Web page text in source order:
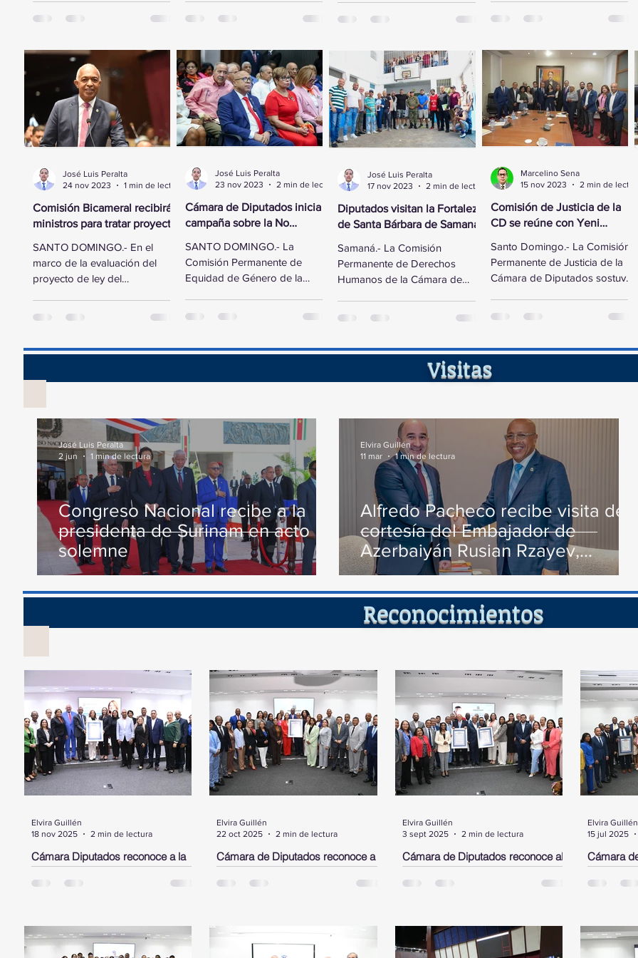
Comisión Bicameral recibirá
ministros para tratar proyecto
General del Estado
SANTO DOMINGO.- En el
marco de la evaluación del
proyecto de ley del
José Luis Peralta
24 nov 2023
Cámara de Diputados inicia
campaña sobre la No
SANTO DOMINGO.- La
Comisión Permanente de
Equidad de Género de la
José Luis Peralta
23 nov 2023
Diputados visitan la Fortaleza
de Santa Bárbara de Samaná
Samaná.- La Comisión
Permanente de Derechos
Humanos de la Cámara de
José Luis Peralta
17 nov 2023
Comisión de Justicia de la
CD se reúne con Yeni
Santo Domingo.- La Comisión
Permanente de Justicia de la
Cámara de Diputados sostuvo
Marcelino Sena
15 nov 2023
Congreso Nacional recibe a la
presidenta de Surinam en acto
solemne
José Luis Peralta
2 jun
1 min de lectura
Alfredo Pacheco recibe visita de
cortesía del Embajador de
Azerbaiyán Rusian Rzayev,
conversan varios temas de
interés
Elvira Guillén
11 mar
1 min de lectura
Cámara Diputados reconoce a la
dominicana, Cristina Contreras,
radicada en NY, por su trayectoria y
Diputados, entregó este martes un
pergamino de reconocimiento a la
Dra. Cristina Contreras, dominicana
Elvira Guillén
18 nov 2025
2 min de lectura
Cámara de Diputados reconoce a
Laura Jiménez Pimentel,
dominicana destacada en los
Alfredo Pacheco, la Cámara de
Diputados entregó un pergamino de
Elvira Guillén
22 oct 2025
2 min de lectura
Cámara de Diputados reconoce al
neurocirujano José Antonio
Peguero Calzada y al cantante de
Diputados, en un acto encabezado
por su presidente, Alfredo Pacheco,
entregó este miércoles dos
Elvira Guillén
3 sept 2025
2 min de lectura
Cámara
Rubby
DN y a un
Diputados
aprobados
Elvira Guillén
15 jul 2025